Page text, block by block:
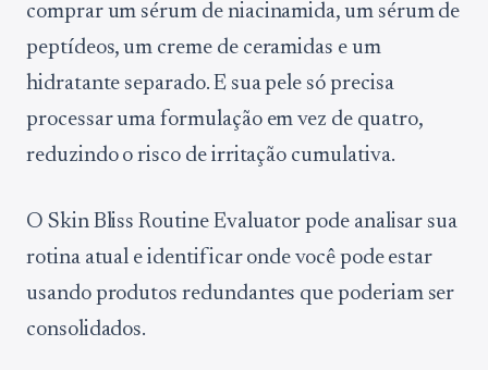
comprar um sérum de niacinamida, um sérum de
peptídeos, um creme de ceramidas e um
hidratante separado. E sua pele só precisa
processar uma formulação em vez de quatro,
reduzindo o risco de irritação cumulativa.
O Skin Bliss Routine Evaluator pode analisar sua
rotina atual e identificar onde você pode estar
usando produtos redundantes que poderiam ser
consolidados.